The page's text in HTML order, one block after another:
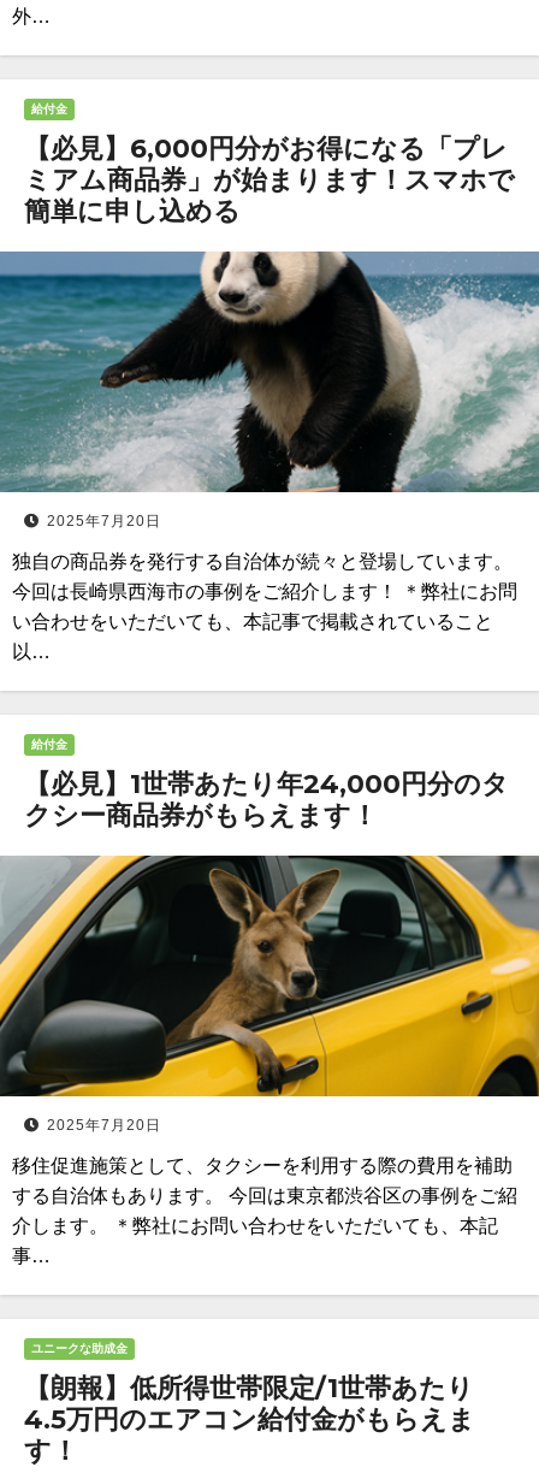
外…
給付金
【必見】6,000円分がお得になる「プレ
ミアム商品券」が始まります！スマホで
簡単に申し込める
2025年7月20日
独自の商品券を発行する自治体が続々と登場しています。
今回は長崎県西海市の事例をご紹介します！ ＊弊社にお問
い合わせをいただいても、本記事で掲載されていること
以…
給付金
【必見】1世帯あたり年24,000円分のタ
クシー商品券がもらえます！
2025年7月20日
移住促進施策として、タクシーを利用する際の費用を補助
する自治体もあります。 今回は東京都渋谷区の事例をご紹
介します。 ＊弊社にお問い合わせをいただいても、本記
事…
ユニークな助成金
【朗報】低所得世帯限定/1世帯あたり
4.5万円のエアコン給付金がもらえま
す！